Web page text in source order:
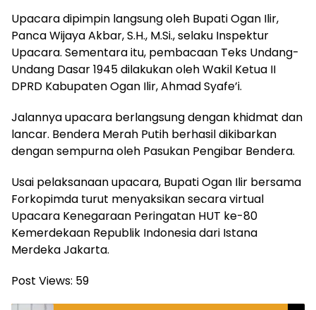
Upacara dipimpin langsung oleh Bupati Ogan Ilir,
Panca Wijaya Akbar, S.H., M.Si., selaku Inspektur
Upacara. Sementara itu, pembacaan Teks Undang-
Undang Dasar 1945 dilakukan oleh Wakil Ketua II
DPRD Kabupaten Ogan Ilir, Ahmad Syafe’i.
Jalannya upacara berlangsung dengan khidmat dan
lancar. Bendera Merah Putih berhasil dikibarkan
dengan sempurna oleh Pasukan Pengibar Bendera.
Usai pelaksanaan upacara, Bupati Ogan Ilir bersama
Forkopimda turut menyaksikan secara virtual
Upacara Kenegaraan Peringatan HUT ke-80
Kemerdekaan Republik Indonesia dari Istana
Merdeka Jakarta.
Post Views: 59